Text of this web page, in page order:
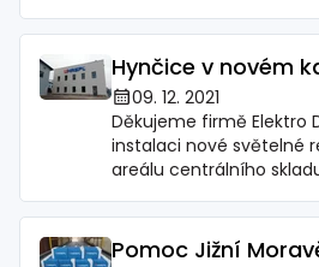
Hynčice v novém
09. 12. 2021
Děkujeme firmě Elektro
instalaci nové světelné
areálu centrálního
Pomoc Jižní